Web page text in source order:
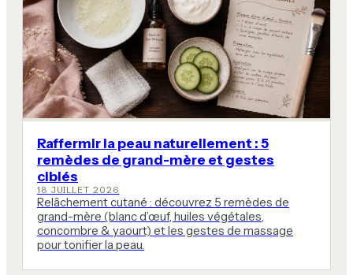
Raffermir la peau naturellement : 5
remèdes de grand-mère et gestes
ciblés
18 JUILLET 2026
Relâchement cutané : découvrez 5 remèdes de
grand-mère (blanc d’œuf, huiles végétales,
concombre & yaourt) et les gestes de massage
pour tonifier la peau.